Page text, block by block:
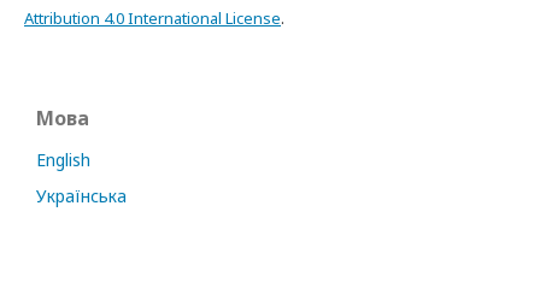
Attribution 4.0 International License.
Мова
English
Українська